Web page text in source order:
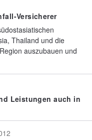
Versicherer
Thailand und die
auszubauen und
Leistungen auch in